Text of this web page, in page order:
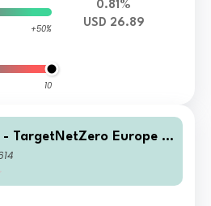
+50%
10
0.81%
USD 26.89
- TargetNetZero Europe E
SA